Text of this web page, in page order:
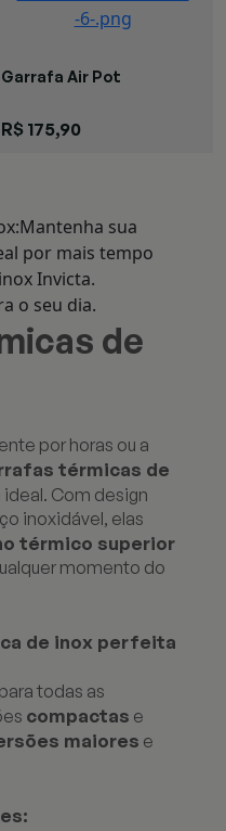
Garrafa Air Pot
R$ 175,90
de
por horas ou a
térmicas de
ideal. Com design
inoxidável, elas
térmico superior
momento do
de inox perfeita
todas as
compactas e
maiores e